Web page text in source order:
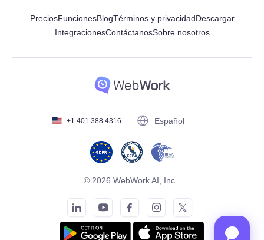
PreciosFuncionesBlogTérminos y privacidadDescargar
IntegracionesContáctanosSobre nosotros
+1 401 388 4316 Español
© 2026 WebWork AI, Inc.